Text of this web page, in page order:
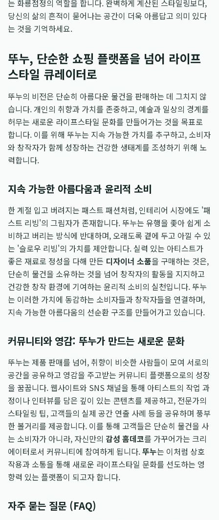
는 화룡점정의 역할을 합니다. 완벽하게 계산된 스타일링보다,
당신의 삶의 흔적이 묻어나는 공간이 더욱 아름답고 의미 있다
는 것을 기억하세요.
뚜누, 단순한 쇼핑 플랫폼을 넘어 라이프
스타일 큐레이터로
뚜누의 비전은 단순히 아름다운 물건을 판매하는 데 그치지 않
습니다. 개인의 취향과 가치를 존중하고, 예술과 일상의 경계를
허무는 새로운 라이프스타일 문화를 만들어가는 것을 목표로
합니다. 이를 위해 뚜누는 지속 가능한 가치를 추구하고, 소비자
와 창작자가 함께 성장하는 건강한 생태계를 조성하기 위해 노
력합니다.
지속 가능한 아름다움과 윤리적 소비
한 계절 입고 버려지는 패스트 패션처럼, 인테리어 시장에도 '패
스트 리빙'의 그림자가 존재합니다. 뚜누는 유행을 좇아 쉽게 소
비하고 버리는 방식에 반대하며, 오래도록 곁에 두고 아낄 수 있
는 '슬로우 리빙'의 가치를 제안합니다. 실력 있는 아티스트가
좋은 재료로 정성을 다해 만든 디자이너 소품을 구매하는 것은,
단순히 물건을 소유하는 것을 넘어 창작자의 활동을 지지하고
건강한 창작 환경에 기여하는 윤리적 소비의 실천입니다. 뚜누
는 이러한 가치에 동감하는 소비자들과 창작자들을 연결하며,
지속 가능한 아름다움의 선순환 구조를 만들어가고 있습니다.
커뮤니티와 영감: 뚜누가 만드는 새로운 문화
뚜누는 제품 판매를 넘어, 취향이 비슷한 사람들이 모여 서로의
공간을 공유하고 영감을 주고받는 커뮤니티 플랫폼으로의 성장
을 꿈꿉니다. 웹사이트와 SNS 채널을 통해 아티스트의 작업 과
정이나 인터뷰를 담은 깊이 있는 콘텐츠를 제공하고, 전문가의
스타일링 팁, 고객들의 실제 공간 연출 사례 등을 공유하며 풍부
한 볼거리를 제공합니다. 이를 통해 고객들은 단순히 물건을 사
는 소비자가 아니라, 자신만의 감성 홈데코를 가꾸어가는 크리
에이터로서 커뮤니티에 참여하게 됩니다.뚜누는 이처럼 상호
작용과 소통을 통해 새로운 라이프스타일 문화를 선도하는 영
향력 있는 플랫폼이 되고자 합니다.
자주 묻는 질문 (FAQ)